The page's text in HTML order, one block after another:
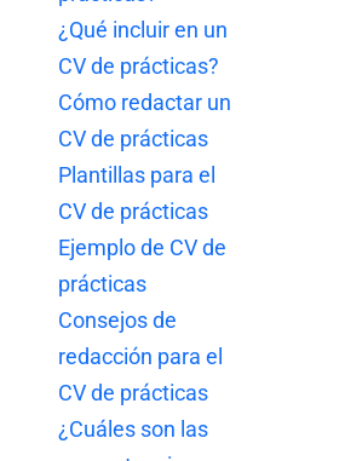
¿Qué incluir en un
CV de prácticas?
Cómo redactar un
CV de prácticas
Plantillas para el
CV de prácticas
Ejemplo de CV de
prácticas
Consejos de
redacción para el
CV de prácticas
¿Cuáles son las